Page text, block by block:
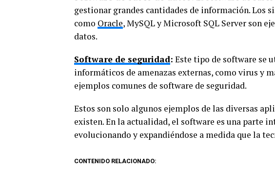
gestionar grandes cantidades de información. Los
como Oracle, MySQL y Microsoft SQL Server son
datos.
Software de seguridad: Este tipo de software se
informáticos de amenazas externas, como virus y
ejemplos comunes de software de seguridad.
Estos son solo algunos ejemplos de las diversas
existen. En la actualidad, el software es una parte
evolucionando y expandiéndose a medida que la
CONTENIDO RELACIONADO: